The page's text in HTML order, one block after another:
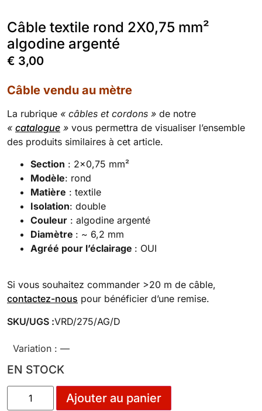
Câble textile rond 2X0,75 mm²
algodine argenté
€ 3,00
Câble vendu au mètre
La rubrique « câbles et cordons » de notre
« catalogue » vous permettra de visualiser l’ensemble
des produits similaires à cet article.
Section : 2×0,75 mm²
Modèle: rond
Matière : textile
Isolation: double
Couleur : algodine argenté
Diamètre : ~ 6,2 mm
Agréé pour l’éclairage : OUI
Si vous souhaitez commander >20 m de câble,
contactez-nous pour bénéficier d’une remise.
SKU/UGS :VRD/275/AG/D
Variation : —
EN STOCK
Ajouter au panier